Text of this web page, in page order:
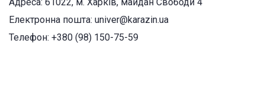
Електронна пошта: univer@karazin.ua
Телефон: +380 (98) 150-75-59